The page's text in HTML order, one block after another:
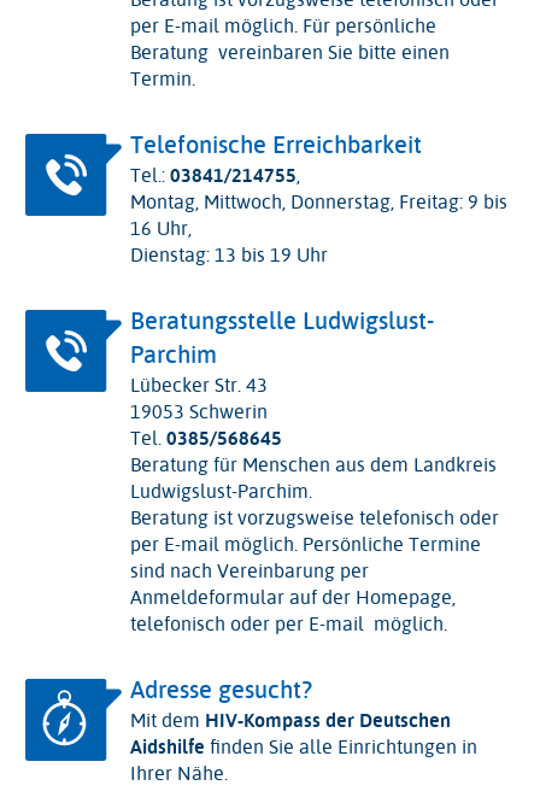
per E-mail möglich. Für persönliche
Beratung vereinbaren Sie bitte einen
Termin.
Telefonische Erreichbarkeit
Tel.:03841/214755,
Montag, Mittwoch, Donnerstag, Freitag: 9 bis
16 Uhr,
Dienstag: 13 bis 19 Uhr
Beratungsstelle Ludwigslust-
Parchim
Lübecker Str. 43
19053 Schwerin
Tel.0385/568645
Beratung für Menschen aus dem Landkreis
Ludwigslust-Parchim.
Beratung ist vorzugsweise telefonisch oder
per E-mail möglich. Persönliche Termine
sind nach Vereinbarung per
Anmeldeformular auf der Homepage,
telefonisch oder per E-mail möglich.
Adresse gesucht?
Mit dem HIV-Kompass der Deutschen
Aidshilfe finden Sie alle Einrichtungen in
Ihrer Nähe.